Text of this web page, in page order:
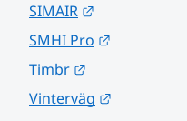
SIMAIR
SMHI Pro
Timbr
Vinterväg